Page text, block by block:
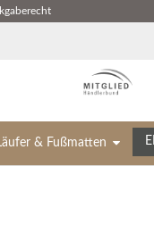
& Fußmatten